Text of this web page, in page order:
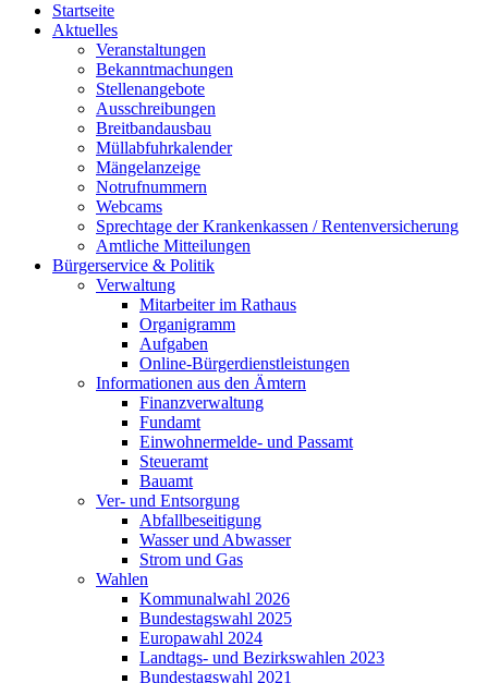
Startseite
Aktuelles
Veranstaltungen
Bekanntmachungen
Stellenangebote
Ausschreibungen
Breitbandausbau
Müllabfuhrkalender
Mängelanzeige
Notrufnummern
Webcams
Sprechtage der Krankenkassen / Rentenversicherung
Amtliche Mitteilungen
Bürgerservice & Politik
Verwaltung
Mitarbeiter im Rathaus
Organigramm
Aufgaben
Online-Bürgerdienstleistungen
Informationen aus den Ämtern
Finanzverwaltung
Fundamt
Einwohnermelde- und Passamt
Steueramt
Bauamt
Ver- und Entsorgung
Abfallbeseitigung
Wasser und Abwasser
Strom und Gas
Wahlen
Kommunalwahl 2026
Bundestagswahl 2025
Europawahl 2024
Landtags- und Bezirkswahlen 2023
Bundestagswahl 2021